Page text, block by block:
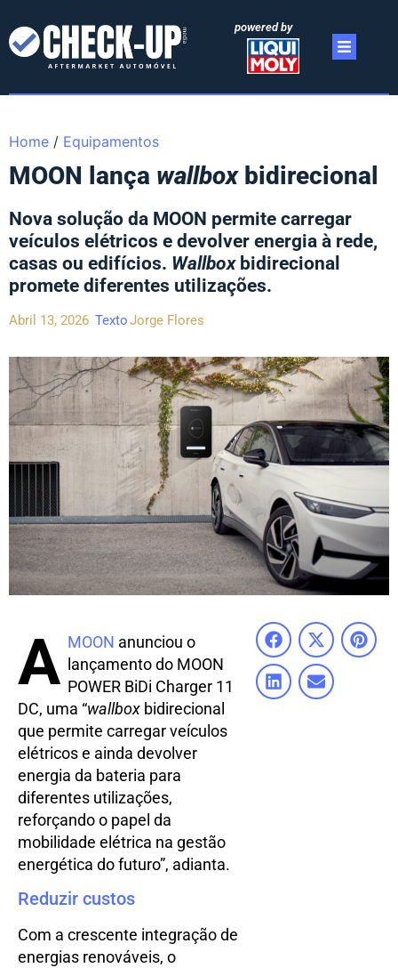
powered by
Home / Equipamentos
MOON lança wallboxbidirecional
Nova solução da MOON permite carregar
veículos elétricos e devolver energia à rede,
casas ou edifícios. Wallboxbidirecional
promete diferentes utilizações.
Abril 13, 2026 TextoJorge Flores
A MOON anunciou o
lançamento do MOON
POWER BiDi Charger 11
DC, uma “wallbox bidirecional
que permite carregar veículos
elétricos e ainda devolver
energia da bateria para
diferentes utilizações,
reforçando o papel da
mobilidade elétrica na gestão
energética do futuro”, adianta.
Reduzir custos
Com a crescente integração de
energias renováveis, o